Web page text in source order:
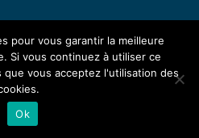
pour vous garantir la meilleure
Si vous continuez à utiliser ce
vous acceptez l'utilisation des
Ok